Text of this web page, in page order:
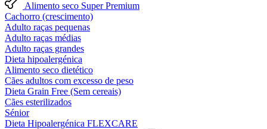
Alimento seco Super Premium
Cachorro (crescimento)
Adulto raças pequenas
Adulto raças médias
Adulto raças grandes
Dieta hipoalergénica
Alimento seco dietético
Cães adultos com excesso de peso
Dieta Grain Free (Sem cereais)
Cães esterilizados
Sénior
Dieta Hipoalergénica FLEXCARE